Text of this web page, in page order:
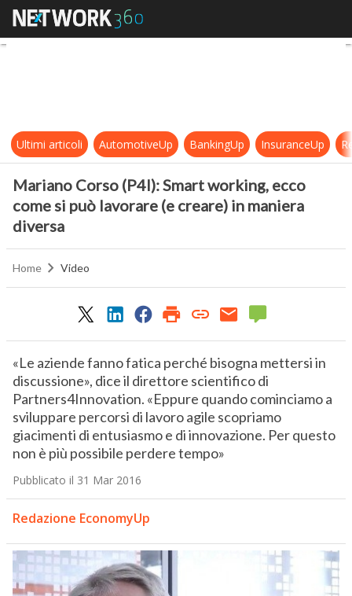
Mariano Corso (P4I): Smart
Ultimi articoli AutomotiveUp BankingUp InsuranceUp
Mariano Corso (P4I): Smart working, ecco
come si può lavorare (e creare) in maniera
diversa
Home Video
«Le aziende fanno fatica perché bisogna mettersi in
discussione», dice il direttore scientifico di
Partners4Innovation. «Eppure quando cominciamo a
sviluppare percorsi di lavoro agile scopriamo
giacimenti di entusiasmo e di innovazione. Per questo
non è più possibile perdere tempo»
Pubblicato il 31 Mar 2016
Redazione EconomyUp